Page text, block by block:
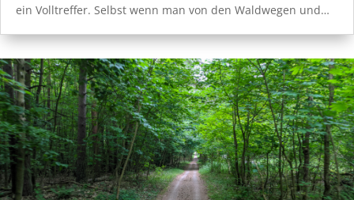
ein Volltreffer. Selbst wenn man von den Waldwegen und…